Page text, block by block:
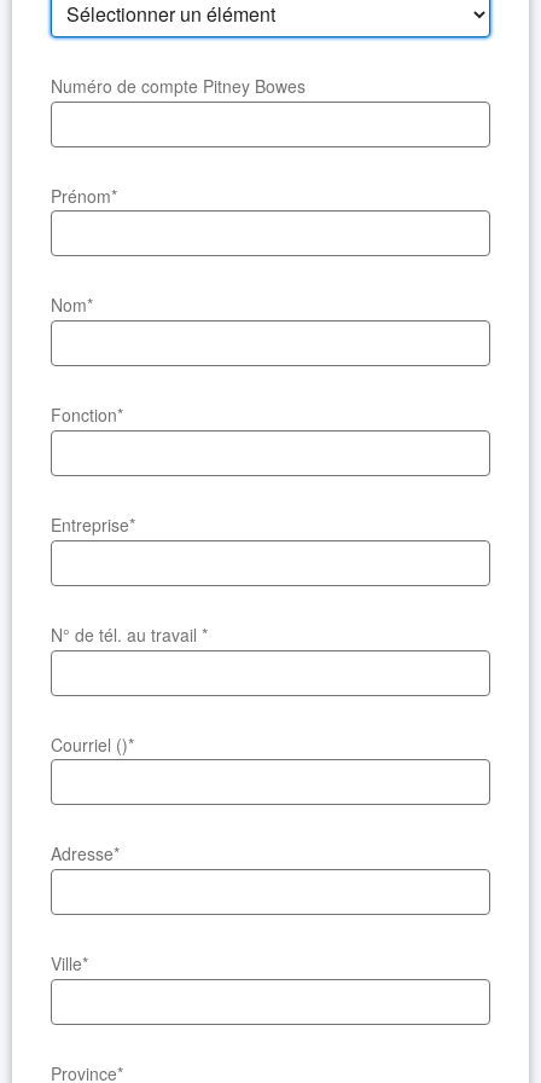
Numéro de compte Pitney Bowes
Prénom*
Nom*
Fonction*
Entreprise*
N° de tél. au travail *
Courriel ()*
Adresse*
Ville*
Province*